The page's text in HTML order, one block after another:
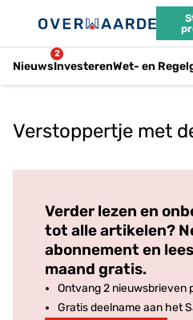
Nieuws
2
InvesterenWet- en
Verstoppertje met
Verder lezen en
tot alle artikelen?
abonnement en
maand gratis.
Ontvang 2 nieuwsbrieven
Gratis deelname aan het